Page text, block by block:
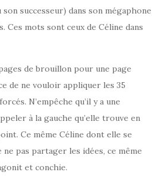
successeur) dans son mégaphone
Ces mots sont ceux de Céline dans
de brouillon pour une page
de ne vouloir appliquer les 35
N’empêche qu’il y a une
à la gauche qu’elle trouve en
Ce même Céline dont elle se
pas partager les idées, ce même
et conchie.